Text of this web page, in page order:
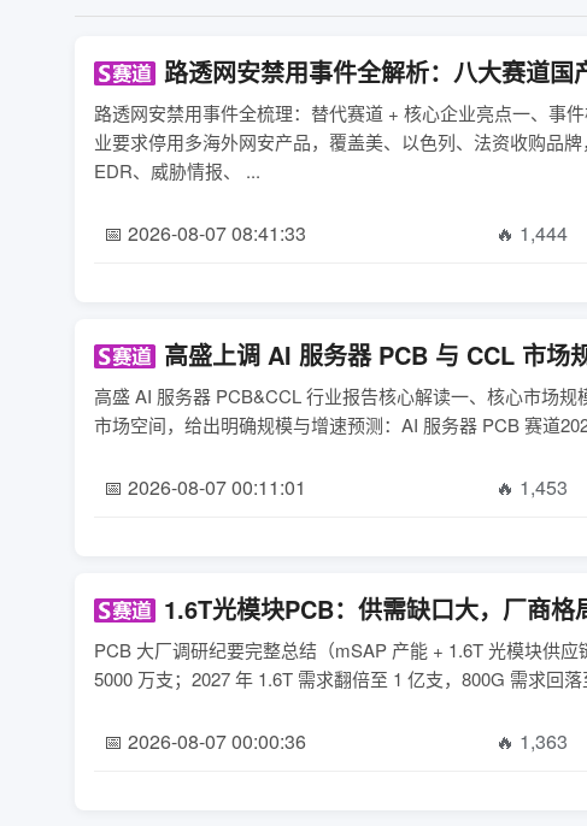
路透网安禁用事件全解析：八大赛道国
路透网安禁用事件全梳理：替代赛道 + 核心企业亮点一、事
业要求停用多海外网安产品，覆盖美、以色列、法资收购品
EDR、威胁情报、 ...
📅 2026-08-07 08:41:33 🔥 1,444
高盛上调 AI 服务器 PCB 与 CCL 市场
高盛 AI 服务器 PCB&CCL 行业报告核心解读一、核心市场
市场空间，给出明确规模与增速预测：AI 服务器 PCB 赛道
📅 2026-08-07 00:11:01 🔥 1,453
1.6T光模块PCB：供需缺口大，厂商
PCB 大厂调研纪要完整总结（mSAP 产能 + 1.6T 光模块供
5000 万支；2027 年 1.6T 需求翻倍至 1 亿支，800G 需求回
📅 2026-08-07 00:00:36 🔥 1,363